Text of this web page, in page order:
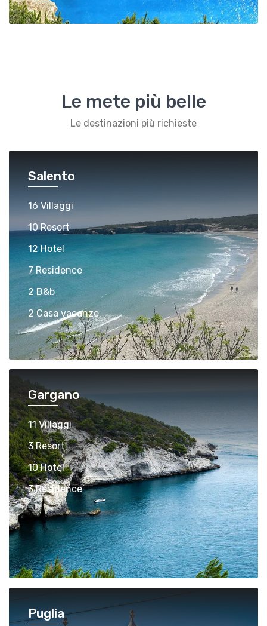
Le mete più belle
Le destinazioni più richieste
Salento
16 Villaggi
10 Resort
12 Hotel
7 Residence
2 B&b
2 Casa vacanze
Gargano
11 Villaggi
3 Resort
10 Hotel
3 Residence
Puglia